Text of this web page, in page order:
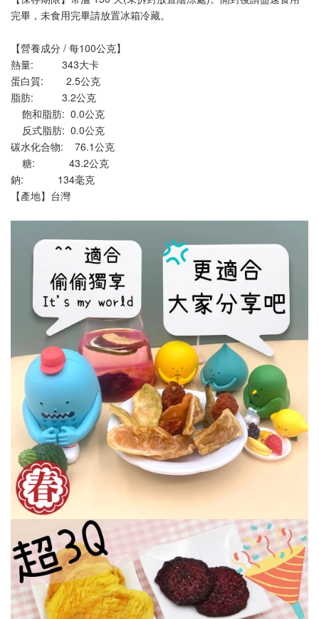
完畢，未食用完畢請放置冰箱冷藏。
【營養成分 / 每100公克】
熱量:          343大卡
蛋白質:        2.5公克
脂肪:          3.2公克
飽和脂肪:  0.0公克
反式脂肪:  0.0公克
碳水化合物:    76.1公克
糖:            43.2公克
鈉:            134毫克
【產地】台灣